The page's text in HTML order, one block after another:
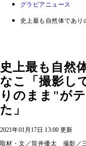
グラビアニュース
史上最も自然体であ
史上最も自然
なこ「撮影し
りのまま"が
た」
2021年01月17日 13:00 更新
取材・文／筒井優太 撮影／